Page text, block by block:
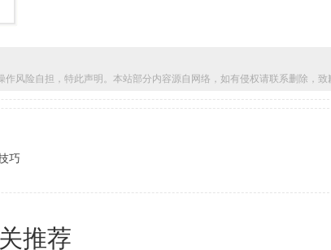
风险自担，特此声明。本站部分内容源自网络，如有侵权请联系删除，致
巧
推荐